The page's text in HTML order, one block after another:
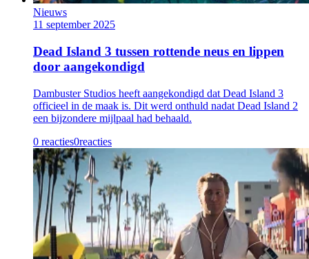
Nieuws
11 september 2025
Dead Island 3 tussen rottende neus en lippen
door aangekondigd
Dambuster Studios heeft aangekondigd dat Dead Island 3
officieel in de maak is. Dit werd onthuld nadat Dead Island 2
een bijzondere mijlpaal had behaald.
0 reacties0reacties